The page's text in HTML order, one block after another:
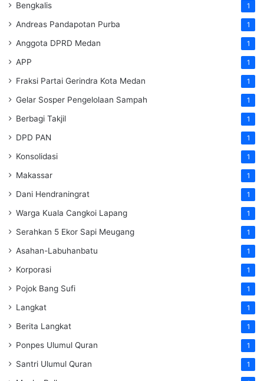
Bengkalis 1
Andreas Pandapotan Purba 1
Anggota DPRD Medan 1
APP 1
Fraksi Partai Gerindra Kota Medan 1
Gelar Sosper Pengelolaan Sampah 1
Berbagi Takjil 1
DPD PAN 1
Konsolidasi 1
Makassar 1
Dani Hendraningrat 1
Warga Kuala Cangkoi Lapang 1
Serahkan 5 Ekor Sapi Meugang 1
Asahan-Labuhanbatu 1
Korporasi 1
Pojok Bang Sufi 1
Langkat 1
Berita Langkat 1
Ponpes Ulumul Quran 1
Santri Ulumul Quran 1